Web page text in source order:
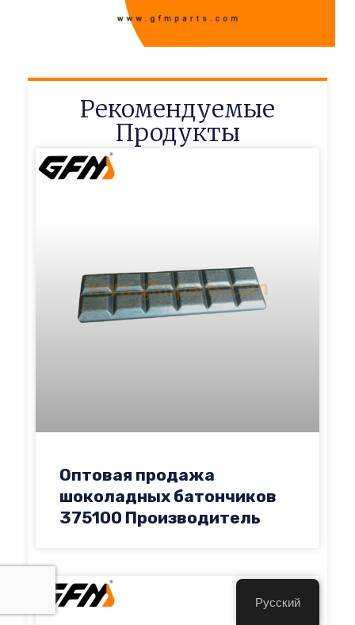
Рекомендуемые
Продукты
Оптовая продажа
шоколадных батончиков
375100 Производитель
Русский